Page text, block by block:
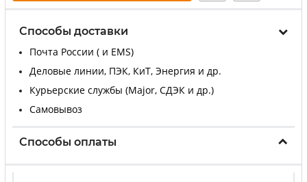
Способы доставки
Почта России ( и EMS)
Деловые линии, ПЭК, КиТ, Энергия и др.
Курьерские службы (Major, СДЭК и др.)
Самовывоз
Способы оплаты